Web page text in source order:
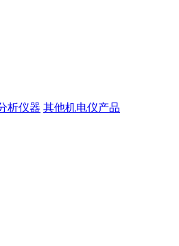
析仪器 其他机电仪产品